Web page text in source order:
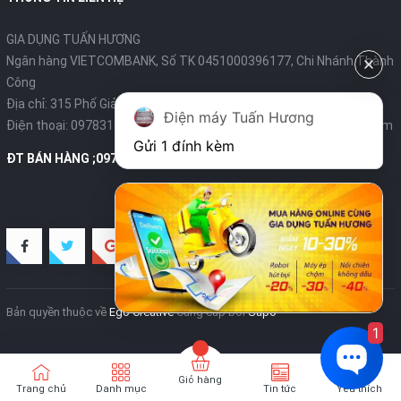
GIA DỤNG TUẤN HƯƠNG
Ngân hàng VIETCOMBANK, Số TK 0451000396177, Chi Nhánh Thành
Công
Địa chỉ: 315 Phố Giảng Võ - Ba Đình - Hà Nội
Điện thoại: 0978319375- Email:diengiadungtuanhuong@gmail.com
ĐT BÁN HÀNG ;0978319375
Bản quyền thuộc về Ego Creative Cung cấp bởiSapo
Trang chủ Danh mục
Giỏ hàng
Tin tức Yêu thích
Điện máy Tuấn Hương
Gửi 1 đính kèm
1